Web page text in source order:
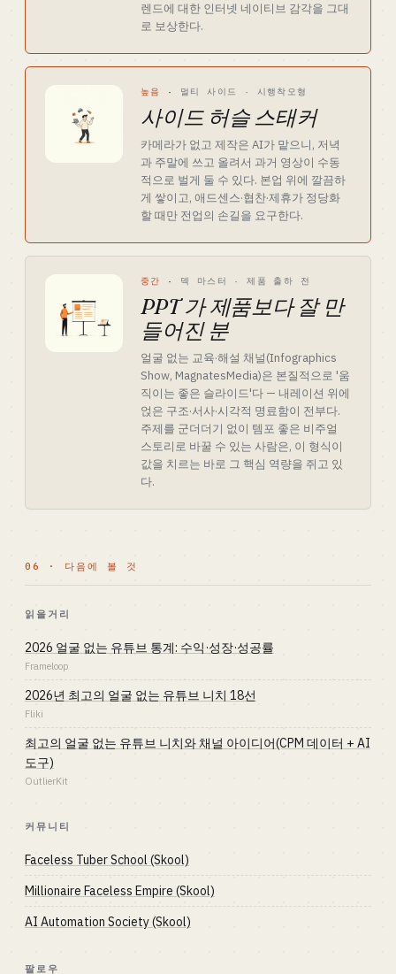
렌드에 대한 인터넷 네이티브 감각을 그대
로 보상한다.
높음 · 멀티 사이드 · 시행착오형
사이드 허슬 스태커
카메라가 없고 제작은 AI가 맡으니, 저녁
과 주말에 쓰고 올려서 과거 영상이 수동
적으로 벌게 둘 수 있다. 본업 위에 깔끔하
게 쌓이고, 애드센스·협찬·제휴가 정당화
할 때만 전업의 손길을 요구한다.
중간 · 덱 마스터 · 제품 출하 전
PPT 가 제품보다 잘 만
들어진 분
얼굴 없는 교육·해설 채널(Infographics
Show, MagnatesMedia)은 본질적으로 '움
직이는 좋은 슬라이드'다 — 내레이션 위에
얹은 구조·서사·시각적 명료함이 전부다.
주제를 군더더기 없이 템포 좋은 비주얼
스토리로 바꿀 수 있는 사람은, 이 형식이
값을 치르는 바로 그 핵심 역량을 쥐고 있
다.
06 · 다음에 볼 것
읽을거리
2026 얼굴 없는 유튜브 통계: 수익·성장·성공률
Frameloop
2026년 최고의 얼굴 없는 유튜브 니치 18선
Fliki
최고의 얼굴 없는 유튜브 니치와 채널 아이디어(CPM 데이터 + AI
도구)
OutlierKit
커뮤니티
Faceless Tuber School (Skool)
Millionaire Faceless Empire (Skool)
AI Automation Society (Skool)
팔로우